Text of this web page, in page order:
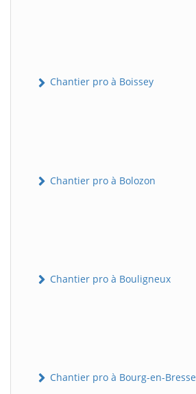
Chantier pro à Boissey
Chantier pro à Bolozon
Chantier pro à Bouligneux
Chantier pro à Bourg-en-Bresse